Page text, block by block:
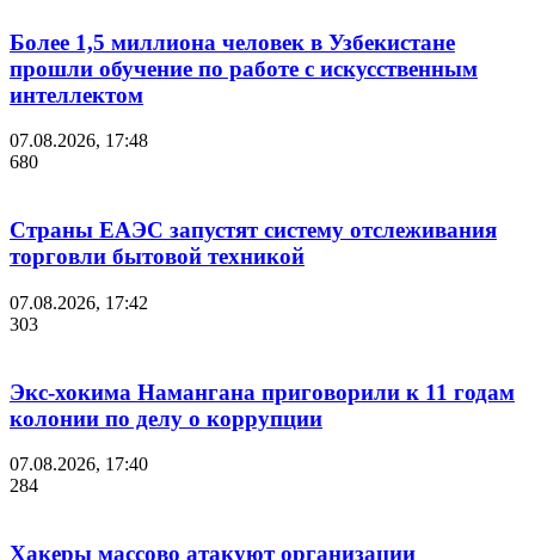
Более 1,5 миллиона человек в Узбекистане
прошли обучение по работе с искусственным
интеллектом
07.08.2026, 17:48
680
Страны ЕАЭС запустят систему отслеживания
торговли бытовой техникой
07.08.2026, 17:42
303
Экс-хокима Намангана приговорили к 11 годам
колонии по делу о коррупции
07.08.2026, 17:40
284
Хакеры массово атакуют организации